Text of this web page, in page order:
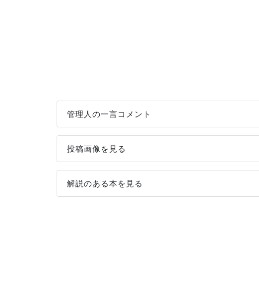
管理人の一言コメント
投稿画像を見る
解説のある本を見る